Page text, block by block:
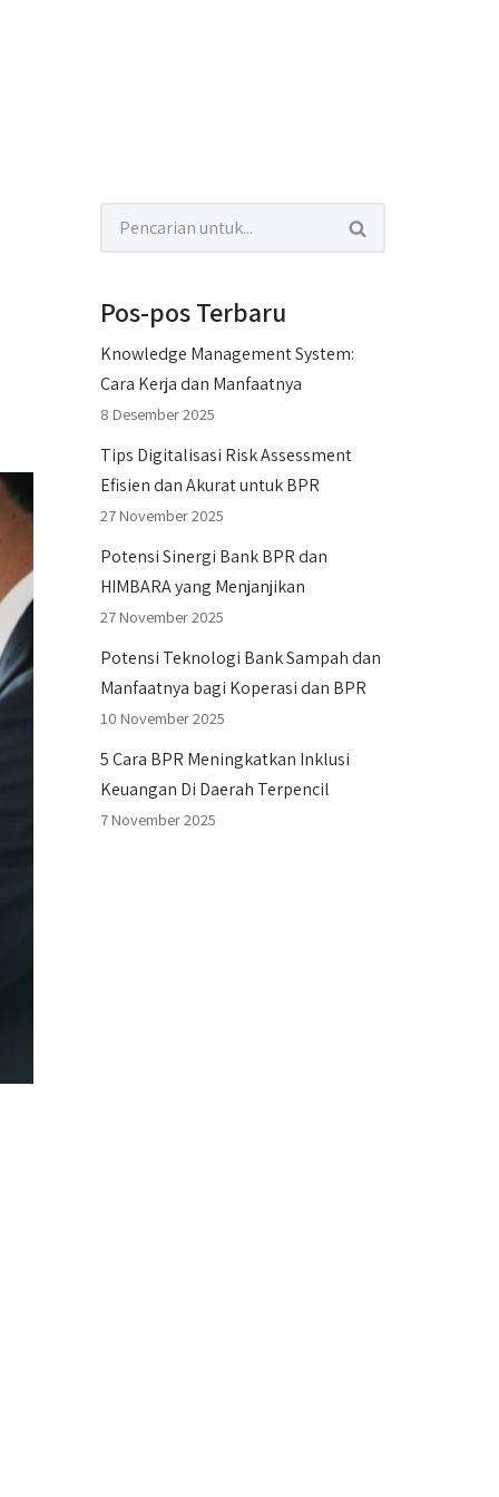
Pos-pos Terbaru
Knowledge Management System:
Cara Kerja dan Manfaatnya
8 Desember 2025
Tips Digitalisasi Risk Assessment
Efisien dan Akurat untuk BPR
27 November 2025
Potensi Sinergi Bank BPR dan
HIMBARA yang Menjanjikan
27 November 2025
Potensi Teknologi Bank Sampah dan
Manfaatnya bagi Koperasi dan BPR
10 November 2025
5 Cara BPR Meningkatkan Inklusi
Keuangan Di Daerah Terpencil
7 November 2025